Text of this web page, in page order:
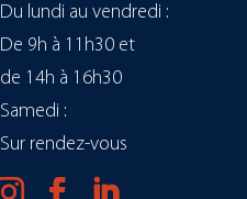
Du lundi au vendredi :
De 9h à 11h30 et
de 14h à 16h30
Samedi :
Sur rendez-vous